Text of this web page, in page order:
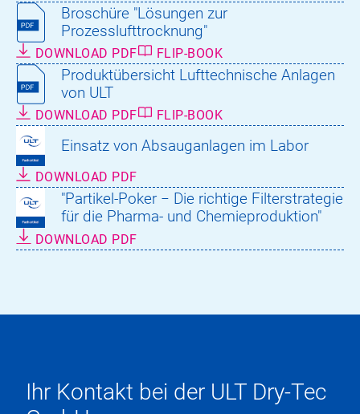
Broschüre "Lösungen zur
Prozesslufttrocknung"
DOWNLOAD PDF FLIP-BOOK
Produktübersicht Lufttechnische Anlagen
von ULT
DOWNLOAD PDF FLIP-BOOK
Einsatz von Absauganlagen im Labor
DOWNLOAD PDF
"Partikel-Poker − Die richtige Filterstrategie
für die Pharma- und Chemieproduktion"
DOWNLOAD PDF
Ihr Kontakt bei der ULT Dry-Tec